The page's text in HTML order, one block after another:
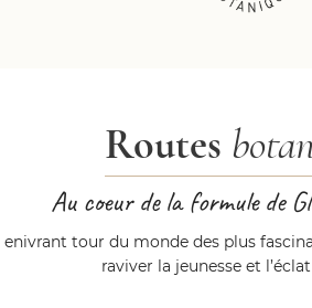
Un produit expert
Routes
Au coeur de la formule de
enivrant tour du monde des plus
raviver la jeunesse et